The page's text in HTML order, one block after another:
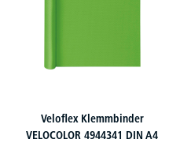
Veloflex Klemmbinder
VELOCOLOR 4944341 DIN A4